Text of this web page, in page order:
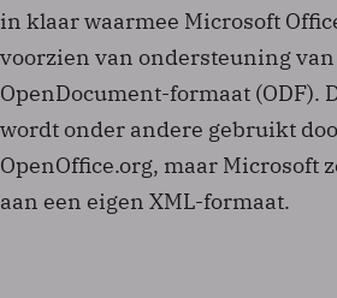
in klaar waarmee Microsoft
voorzien van ondersteuning
OpenDocument-formaat (ODF).
wordt onder andere gebruikt
OpenOffice.org, maar Microsoft
aan een eigen XML-formaat.